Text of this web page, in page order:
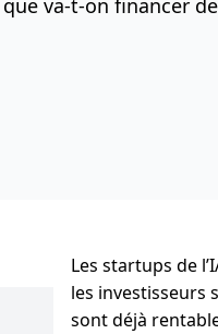
va-t-on financer
Les startups de
les investisseurs
sont déjà